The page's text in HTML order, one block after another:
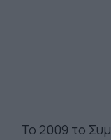
Το 2009 το